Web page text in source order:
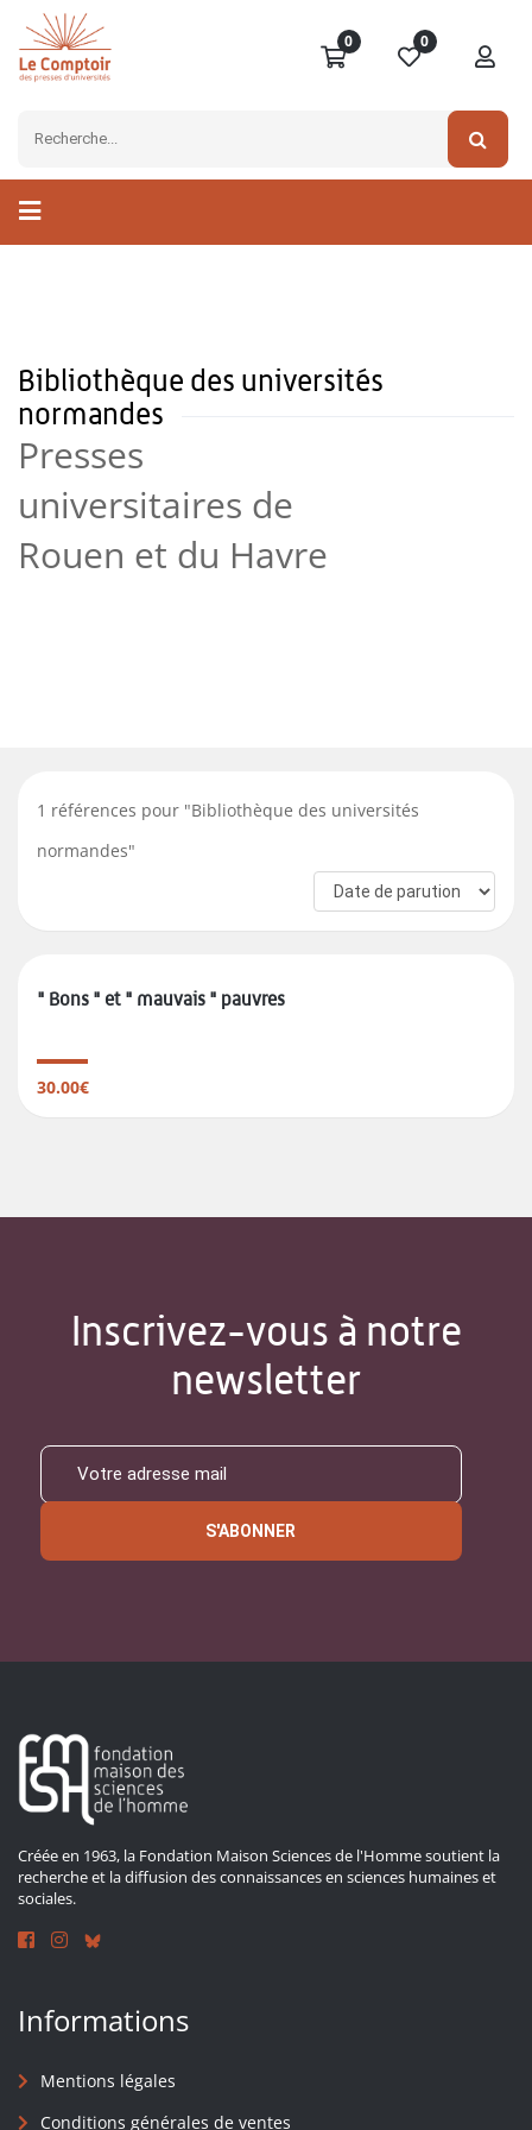
0 0
Bibliothèque des universités
normandes
Presses
universitaires de
Rouen et du Havre
1 références pour "Bibliothèque des universités
normandes"
" Bons " et " mauvais " pauvres
30.00€
Inscrivez-vous à notre
newsletter
S'ABONNER
Créée en 1963, la Fondation Maison Sciences de l'Homme soutient la
recherche et la diffusion des connaissances en sciences humaines et
sociales.
Informations
Mentions légales
Conditions générales de ventes